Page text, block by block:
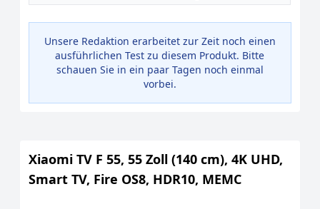
Unsere Redaktion erarbeitet zur Zeit noch einen
ausführlichen Test zu diesem Produkt. Bitte
schauen Sie in ein paar Tagen noch einmal
vorbei.
Xiaomi TV F 55, 55 Zoll (140 cm), 4K UHD,
Smart TV, Fire OS8, HDR10, MEMC